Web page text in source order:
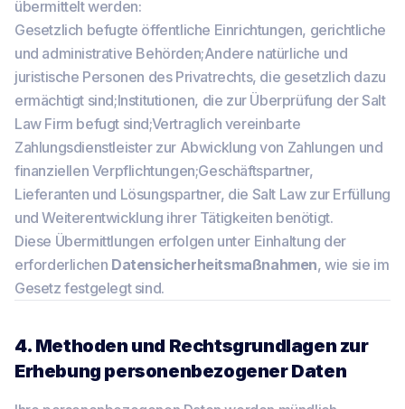
übermittelt werden:
Gesetzlich befugte öffentliche Einrichtungen, gerichtliche
und administrative Behörden;Andere natürliche und
juristische Personen des Privatrechts, die gesetzlich dazu
ermächtigt sind;Institutionen, die zur Überprüfung der Salt
Law Firm befugt sind;Vertraglich vereinbarte
Zahlungsdienstleister zur Abwicklung von Zahlungen und
finanziellen Verpflichtungen;Geschäftspartner,
Lieferanten und Lösungspartner, die Salt Law zur Erfüllung
und Weiterentwicklung ihrer Tätigkeiten benötigt.
Diese Übermittlungen erfolgen unter Einhaltung der
erforderlichen Datensicherheitsmaßnahmen, wie sie im
Gesetz festgelegt sind.
4. Methoden und Rechtsgrundlagen zur
Erhebung personenbezogener Daten